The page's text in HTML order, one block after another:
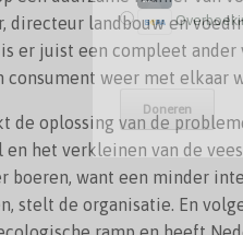
directeur landbouw en
er juist een compleet ander
consument weer met elkaar
de oplossing van de
het verkleinen van de
want een minder
stelt de organisatie. En